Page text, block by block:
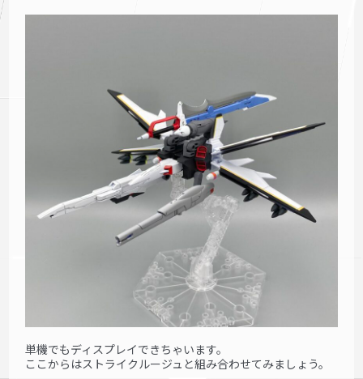
単機でもディスプレイできちゃいます。
ここからはストライクルージュと組み合わせてみましょう。